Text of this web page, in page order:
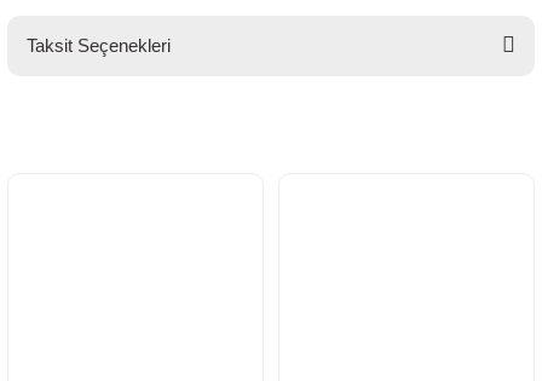
Taksit Seçenekleri